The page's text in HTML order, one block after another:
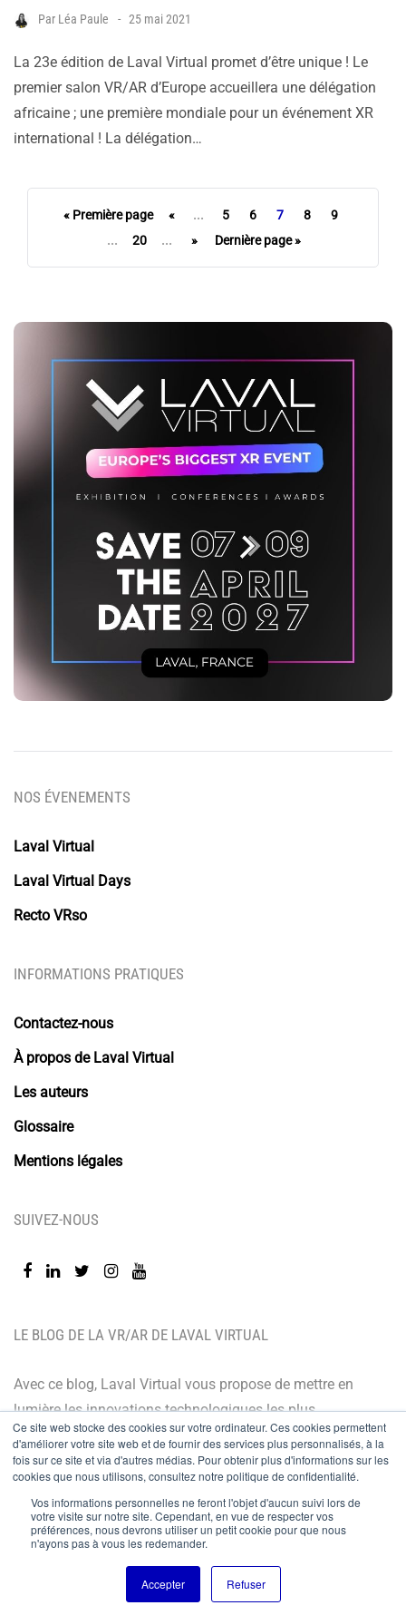
Ce site web stocke des cookies sur votre ordinateur. Ces cookies permettent
d'améliorer votre site web et de fournir des services plus personnalisés, à la
fois sur ce site et via d'autres médias. Pour obtenir plus d'informations sur les
cookies que nous utilisons, consultez notre politique de confidentialité.
Vos informations personnelles ne feront l'objet d'aucun suivi lors de
votre visite sur notre site. Cependant, en vue de respecter vos
préférences, nous devrons utiliser un petit cookie pour que nous
n'ayons pas à vous les redemander.
Accepter Refuser
Par Léa Paule 25 mai 2021
La 23e édition de Laval Virtual promet d’être unique ! Le
premier salon VR/AR d’Europe accueillera une délégation
africaine ; une première mondiale pour un événement XR
international ! La délégation…
« Première page « ... 5 6 7 8
9
...
20 ... » Dernière page »
LE BLOG DE LA VR/AR DE LAVAL VIRTUAL
Avec ce blog, Laval Virtual vous propose de mettre en
lumière les innovations technologiques les plus
récentes et les dernières tendances. Orienté BtoB, le
blog de Laval Virtual s’adresse à tous ceux qui désirent
mieux comprendre et mieux maîtriser les technologies
immersives, les intégrer à leur chaîne de valeur ou
encore anticiper leurs évolutions.
NOS ÉVENEMENTS
Laval Virtual
Laval Virtual Days
Recto VRso
INFORMATIONS PRATIQUES
Contactez-nous
À propos de Laval Virtual
Les auteurs
Glossaire
Mentions légales
SUIVEZ-NOUS